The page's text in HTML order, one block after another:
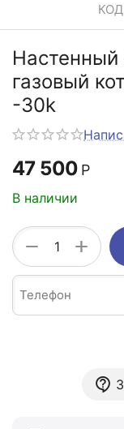
Настенный
газовый
-30k
47 500 Р
В наличии
+
−